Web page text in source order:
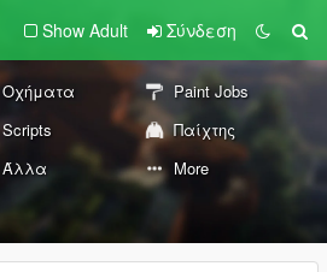
Show Adult Σύνδεση
Οχήματα
Paint Jobs
Scripts
Παίχτης
Άλλα More